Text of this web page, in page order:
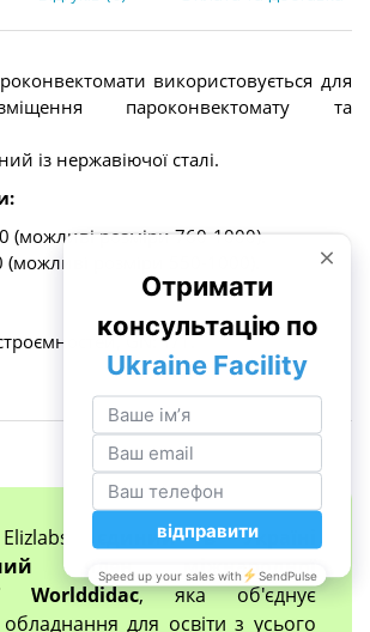
використовується для
пароконвектомату та
із нержавіючої сталі.
розміри 760-1000).
розміри 550-1000).
GN: 1/1.
Elizlabs
єдиний в Україні
член міжнародної
Worlddidac, яка об'єднує
для освіти з усього